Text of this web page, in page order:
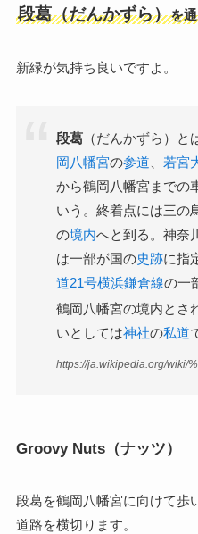
段葛（だんかずら）を
新緑が気持ち良いですよ。
段葛（だんかずら）と
岡八幡宮の参道、 若宮
から鶴岡八幡宮までの
いう。終着点には三の
の境内へと到る。神奈
は一部が国の史跡に指
道21号横浜鎌倉線の一
鶴岡八幡宮の境内とさ
いとしては神社の私道
https://ja.wikipedia.org/wiki/
Groovy Nuts（ナッツ）
段葛を鶴岡八幡宮に向けて歩
道路を横切ります。